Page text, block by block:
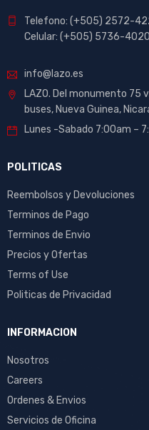
Telefono: (+505) 2572-
Celular: (+505) 5736-4020
info@lazo.es
LAZO. Del monumento 75
buses, Nueva Guinea,
Lunes -Sabado 7:00am –
POLITICAS
Reembolsos y Devoluciones
Terminos de Pago
Terminos de Envio
Precios y Ofertas
Terms of Use
Politicas de Privacidad
INFORMACION
Nosotros
Careers
Ordenes & Envios
Servicios de Oficina